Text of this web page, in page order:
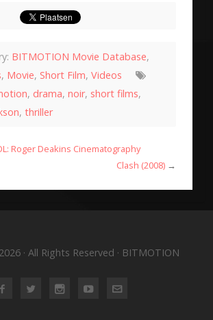
BITMOTION Movie Database,
, Movie, Short Film, Videos
, drama, noir, short films,
, thriller
Roger Deakins Cinematography
Clash (2008) →
· All Rights Reserved · BITMOTION